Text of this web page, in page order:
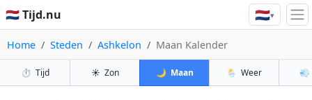
🇳🇱 Tijd.nu 🇳🇱▾
Home Steden Ashkelon Maan Kalender
⏱️ Tijd ☀️ Zon 🌙 Maan 🌦️ Weer 💨